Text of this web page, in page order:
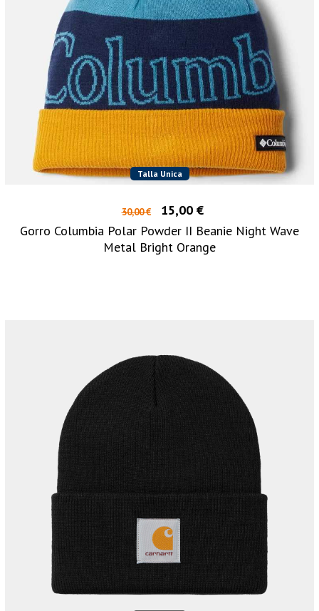
Talla Unica
30,00 €
15,00 €
Gorro Columbia Polar Powder II Beanie Night Wave
Metal Bright Orange